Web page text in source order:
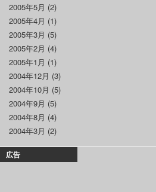
2005年5月 (2)
2005年4月 (1)
2005年3月 (5)
2005年2月 (4)
2005年1月 (1)
2004年12月 (3)
2004年10月 (5)
2004年9月 (5)
2004年8月 (4)
2004年3月 (2)
広告